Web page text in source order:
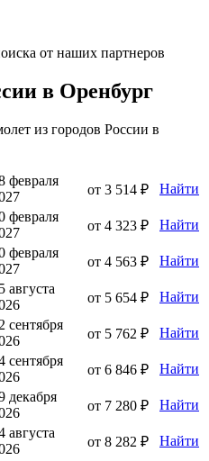
от наших партнеров
в Оренбург
из городов России в
февраля
от 3 514 ₽ Найти
февраля
от 4 323 ₽
Найти
февраля
от 4 563 ₽ Найти
августа
от 5 654 ₽
Найти
сентября
от 5 762 ₽ Найти
сентября
от 6 846 ₽
Найти
декабря
от 7 280 ₽ Найти
августа
от 8 282 ₽ Найти